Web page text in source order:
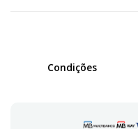
Condições